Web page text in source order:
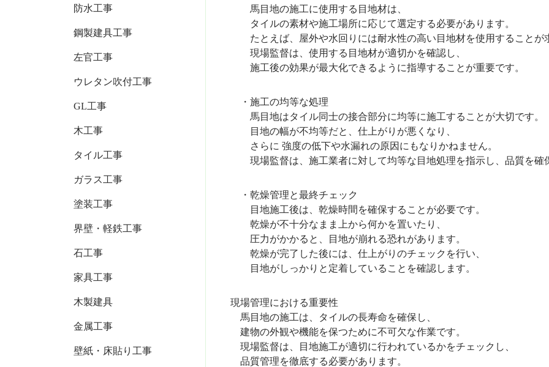
防水工事
鋼製建具工事
左官工事
ウレタン吹付工事
GL工事
木工事
タイル工事
ガラス工事
塗装工事
界壁・軽鉄工事
石工事
家具工事
木製建具
金属工事
壁紙・床貼り工事
馬目地の施工に使用する目地材は、
タイルの素材や施工場所に応じて選定する必要があります。
たとえば、屋外や水回りには耐水性の高い目地材を使用することが
現場監督は、使用する目地材が適切かを確認し、
施工後の効果が最大化できるように指導することが重要です。
・施工の均等な処理
馬目地はタイル同士の接合部分に均等に施工することが大切です。
目地の幅が不均等だと、仕上がりが悪くなり、
さらに 強度の低下や水漏れの原因にもなりかねません。
現場監督は、施工業者に対して均等な目地処理を指示し、品質を確
・乾燥管理と最終チェック
目地施工後は、乾燥時間を確保することが必要です。
乾燥が不十分なまま上から何かを置いたり、
圧力がかかると、目地が崩れる恐れがあります。
乾燥が完了した後には、仕上がりのチェックを行い、
目地がしっかりと定着していることを確認します。
現場管理における重要性
馬目地の施工は、タイルの長寿命を確保し、
建物の外観や機能を保つために不可欠な作業です。
現場監督は、目地施工が適切に行われているかをチェックし、
品質管理を徹底する必要があります。